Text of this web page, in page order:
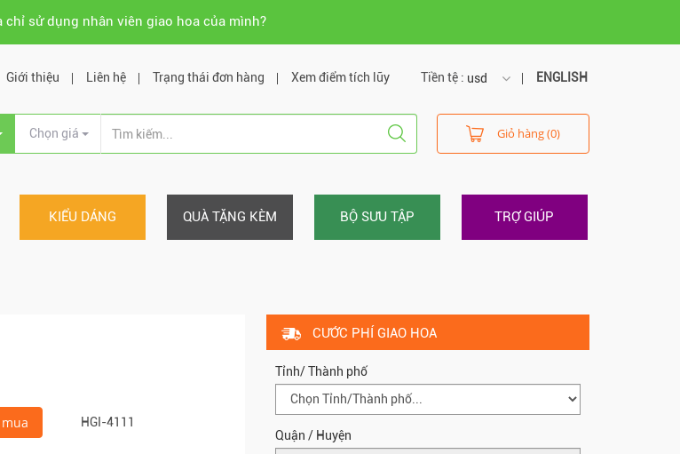
chỉ sử dụng nhân viên giao hoa của mình?
Tiền tệ : usd
usd
vnd
ENGLISH
Giới thiệu Liên hệ Trạng thái đơn hàng Xem điểm tích lũy
Chọn giá Giỏ hàng (0)
KIỂU DÁNG QUÀ TẶNG KÈM BỘ SƯU TẬP TRỢ GIÚP
HGI-4111
CƯỚC PHÍ GIAO HOA
Tỉnh/ Thành phố
Quận / Huyện